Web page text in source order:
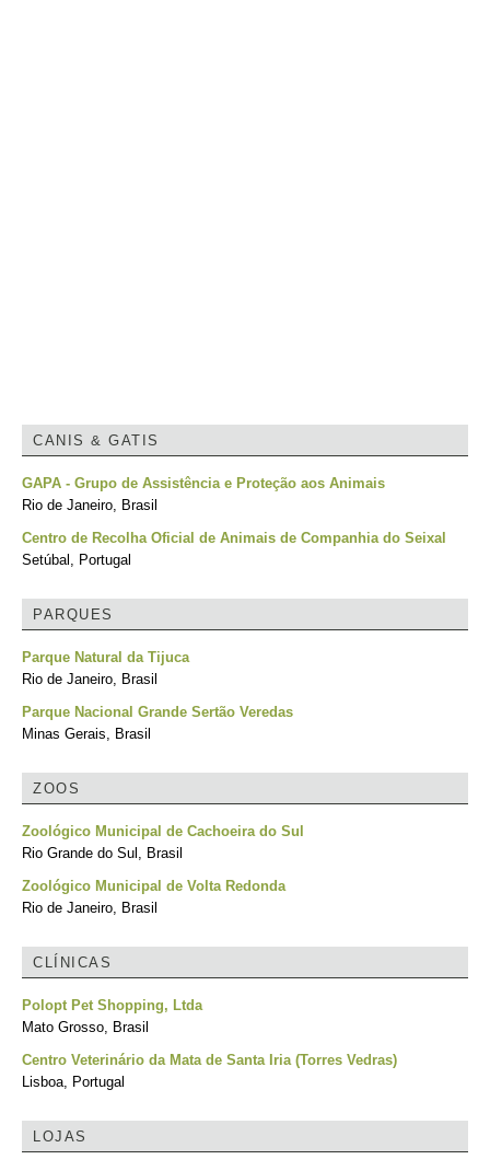
CANIS & GATIS
GAPA - Grupo de Assistência e Proteção aos Animais
Rio de Janeiro, Brasil
Centro de Recolha Oficial de Animais de Companhia do Seixal
Setúbal, Portugal
PARQUES
Parque Natural da Tijuca
Rio de Janeiro, Brasil
Parque Nacional Grande Sertão Veredas
Minas Gerais, Brasil
ZOOS
Zoológico Municipal de Cachoeira do Sul
Rio Grande do Sul, Brasil
Zoológico Municipal de Volta Redonda
Rio de Janeiro, Brasil
CLÍNICAS
Polopt Pet Shopping, Ltda
Mato Grosso, Brasil
Centro Veterinário da Mata de Santa Iria (Torres Vedras)
Lisboa, Portugal
LOJAS